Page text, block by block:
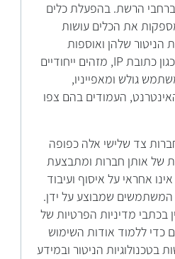
ברחבי הרשת. בהפעלת כלים
את הכלים עושות
הניטור שלהן ואוספות
באמצעותן מידע כגון כתובת IP, מזהים ייחודיים
גולש ומאפייניו,
העמודים בהם צפו
חברות צד שלישי אלה כפופה
של אותן חברות ומתבצעת
אחראי על איסוף ועיבוד
המשתמשים שמבוצע על ידן.
בכתבי מדיניות הפרטיות של
כדי ללמוד אודות השימוש
בטכנולוגיות הניטור ובמידע